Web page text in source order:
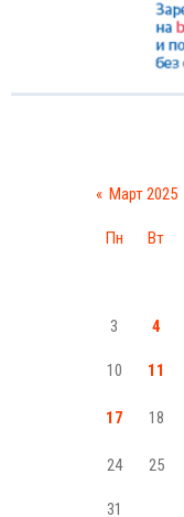
« Март 2025
Пн Вт
3 4
10 11
17 18
24 25
31